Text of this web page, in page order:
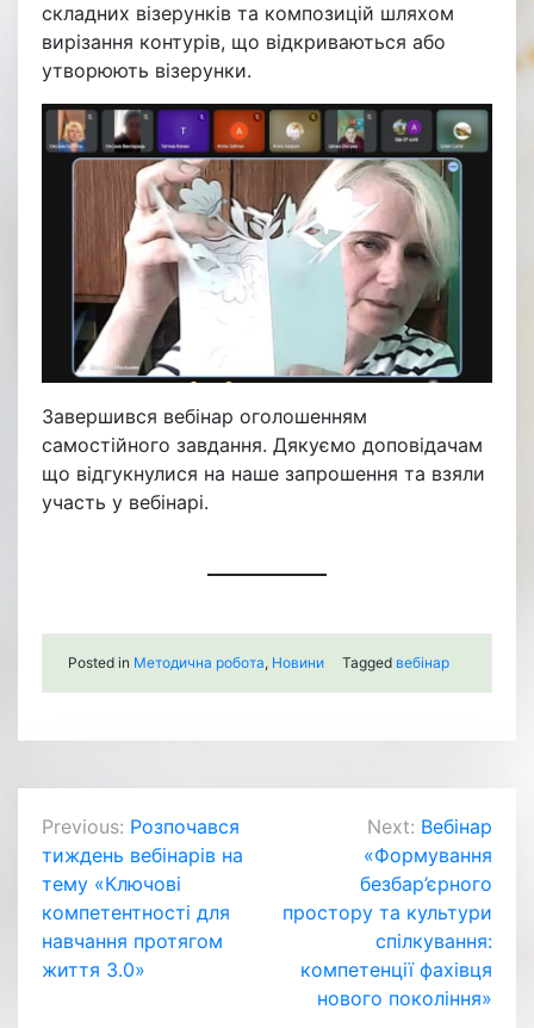
складних візерунків та композицій шляхом
вирізання контурів, що відкриваються або
утворюють візерунки.
Завершився вебінар оголошенням
самостійного завдання. Дякуємо доповідачам
що відгукнулися на наше запрошення та взяли
участь у вебінарі.
Posted in Методична робота, Новини Tagged вебінар
Навігація
записів
Previous: Розпочався
тиждень вебінарів на
тему «Ключові
компетентності для
навчання протягом
життя 3.0»
Next: Вебінар
«Формування
безбар’єрного
простору та культури
спілкування:
компетенції фахівця
нового покоління»